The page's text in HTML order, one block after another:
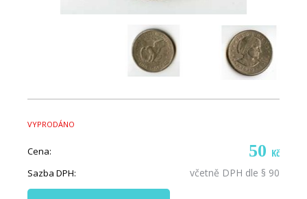
VYPRODÁNO
Cena: 50 Kč
Sazba DPH: včetně DPH dle § 90